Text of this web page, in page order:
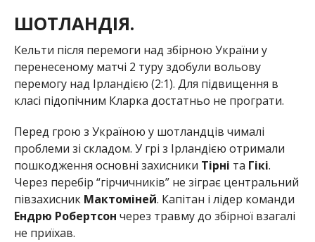
ШОТЛАНДІЯ.
Кельти після перемоги над збірною України у
перенесеному матчі 2 туру здобули вольову
перемогу над Ірландією (2:1). Для підвищення в
класі підопічним Кларка достатньо не програти.
Перед грою з Україною у шотландців чималі
проблеми зі складом. У грі з Ірландією отримали
пошкодження основні захисники Тірні та Гікі.
Через перебір “гірчичників” не зіграє центральний
півзахисник Мактоміней. Капітан і лідер команди
Ендрю Робертсон через травму до збірної взагалі
не приїхав.